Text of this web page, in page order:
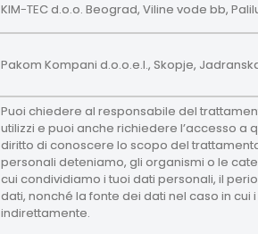
KIM-TEC d.o.o. Beograd, Viline vode bb,
Pakom Kompani d.o.o.e.l., Skopje,
Puoi chiedere al responsabile del
utilizzi e puoi anche richiedere l’accesso a
diritto di conoscere lo scopo del
personali deteniamo, gli organismi o le
cui condividiamo i tuoi dati personali, il
dati, nonché la fonte dei dati nel caso in cui
indirettamente.